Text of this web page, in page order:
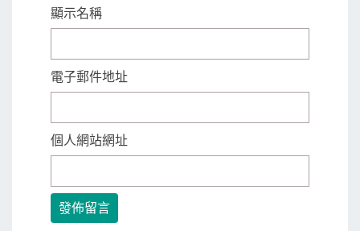
顯示名稱
電子郵件地址
個人網站網址